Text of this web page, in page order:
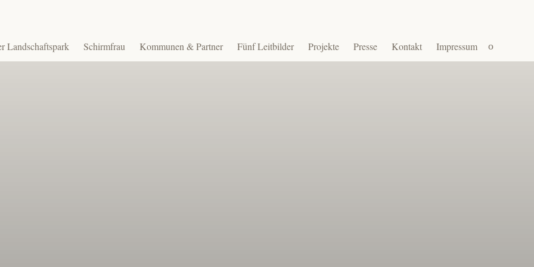
Landschaftspark Schirmfrau Kommunen & Partner Fünf Leitbilder Projekte Presse Kontakt Impressum
Suchen
nach: